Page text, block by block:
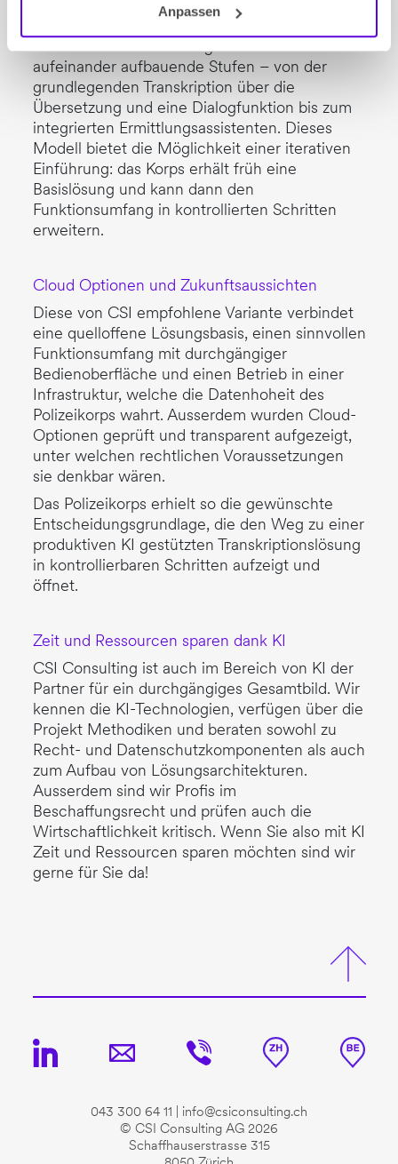
Anpassen
Stufenmodell und iterative Einführung
aufeinander aufbauende Stufen – von der
grundlegenden Transkription über die
Übersetzung und eine Dialogfunktion bis zum
integrierten Ermittlungsassistenten. Dieses
Modell bietet die Möglichkeit einer iterativen
Einführung: das Korps erhält früh eine
Basislösung und kann dann den
Funktionsumfang in kontrollierten Schritten
erweitern.
Cloud Optionen und Zukunftsaussichten
Diese von CSI empfohlene Variante verbindet
eine quelloffene Lösungsbasis, einen sinnvollen
Funktionsumfang mit durchgängiger
Bedienoberfläche und einen Betrieb in einer
Infrastruktur, welche die Datenhoheit des
Polizeikorps wahrt. Ausserdem wurden Cloud-
Optionen geprüft und transparent aufgezeigt,
unter welchen rechtlichen Voraussetzungen
sie denkbar wären.
Das Polizeikorps erhielt so die gewünschte
Entscheidungsgrundlage, die den Weg zu einer
produktiven KI gestützten Transkriptionslösung
in kontrollierbaren Schritten aufzeigt und
öffnet.
Zeit und Ressourcen sparen dank KI
CSI Consulting ist auch im Bereich von KI der
Partner für ein durchgängiges Gesamtbild. Wir
kennen die KI-Technologien, verfügen über die
Projekt Methodiken und beraten sowohl zu
Recht- und Datenschutzkomponenten als auch
zum Aufbau von Lösungsarchitekturen.
Ausserdem sind wir Profis im
Beschaffungsrecht und prüfen auch die
Wirtschaftlichkeit kritisch. Wenn Sie also mit KI
Zeit und Ressourcen sparen möchten sind wir
gerne für Sie da!
043 300 64 11
info@csiconsulting.ch
© CSI Consulting AG 2026
Schaffhauserstrasse 315